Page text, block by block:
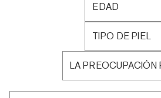
EDAD
FILTRAR
RESEÑAS
POR
EDAD
TIPO DE PIEL
FILTRAR
RESEÑAS
POR
TIPO
DE
LA PREOCUPACIÓN
FILTRAR
RESEÑAS